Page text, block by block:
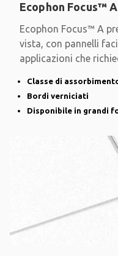
Ecophon Focus™ A
Ecophon Focus™ A
vista, con pannelli
applicazioni che
Classe di
Bordi verniciati
Disponibile in grandi